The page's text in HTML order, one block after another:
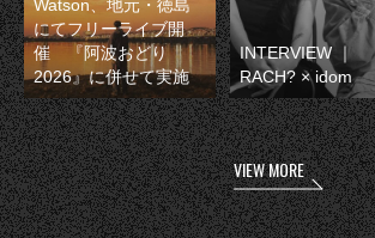
Watson、地元・徳島
にてフリーライブ開
催 『阿波おどり
2026』に併せて実施
INTERVIEW ｜
RACH? × idom
VIEW MORE